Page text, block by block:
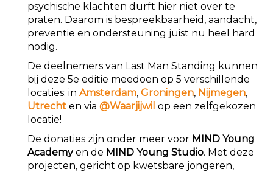
psychische klachten durft hier niet over te
praten. Daarom is bespreekbaarheid, aandacht,
preventie en ondersteuning juist nu heel hard
nodig.
De deelnemers van Last Man Standing kunnen
bij deze 5e editie meedoen op 5 verschillende
locaties: in Amsterdam, Groningen, Nijmegen,
Utrecht en via @Waarjijwil op een zelfgekozen
locatie!
De donaties zijn onder meer voor MIND Young
Academyen de MIND Young Studio. Met deze
projecten, gericht op kwetsbare jongeren,